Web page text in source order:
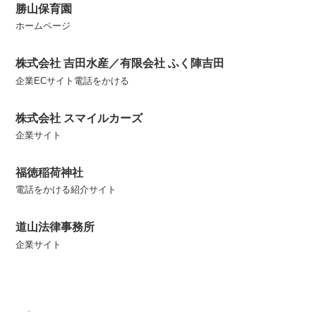
勝山保育園
ホームページ
株式会社 吉田水産／有限会社 ふく陣吉田
企業ECサイト電話をかける
株式会社 スマイルカーズ
企業サイト
福徳稲荷神社
電話をかける紹介サイト
道山法律事務所
企業サイト